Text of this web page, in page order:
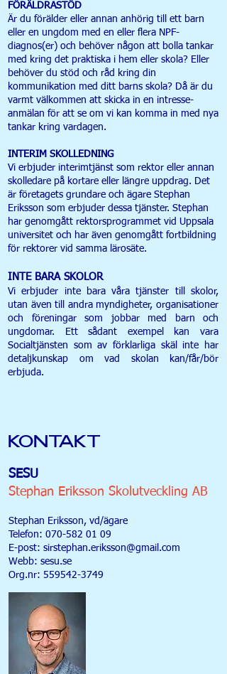
FÖRÄLDRASTÖD
Är du förälder eller annan anhörig till ett barn
eller en ungdom med en eller flera NPF-
diagnos(er) och behöver någon att bolla tankar
med kring det praktiska i hem eller skola? Eller
behöver du stöd och råd kring din
kommunikation med ditt barns skola? Då är du
varmt välkommen att skicka in en intresse-
anmälan för att se om vi kan komma in med nya
tankar kring vardagen.
INTERIM SKOLLEDNING
Vi erbjuder interimtjänst som rektor eller annan
skolledare på kortare eller längre uppdrag. Det
är företagets grundare och ägare Stephan
Eriksson som erbjuder dessa tjänster. Stephan
har genomgått rektorsprogrammet vid Uppsala
universitet och har även genomgått fortbildning
för rektorer vid samma lärosäte.
INTE BARA SKOLOR
Vi erbjuder inte bara våra tjänster till skolor,
utan även till andra myndigheter, organisationer
och föreningar som jobbar med barn och
ungdomar. Ett sådant exempel kan vara
Socialtjänsten som av förklarliga skäl inte har
detaljkunskap om vad skolan kan/får/bör
erbjuda.
SESU
Stephan Eriksson Skolutveckling AB
Stephan Eriksson, vd/ägare
Telefon: 070-582 01 09
E-post: sirstephan.eriksson@gmail.com
Webb: sesu.se
Org.nr: 559542-3749
KONTAKT